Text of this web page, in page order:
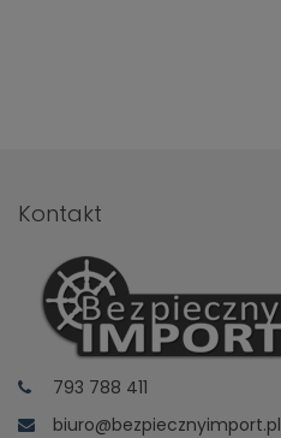
Kontakt
793 788 411
biuro@bezpiecznyimport.pl